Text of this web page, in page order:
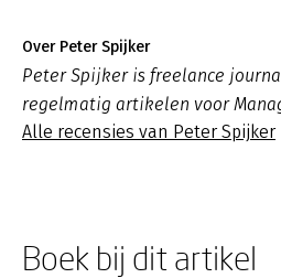
Over Peter Spijker
Peter Spijker is freelance
regelmatig artikelen voor
Alle recensies van Peter Spijker
Boek bij dit artikel